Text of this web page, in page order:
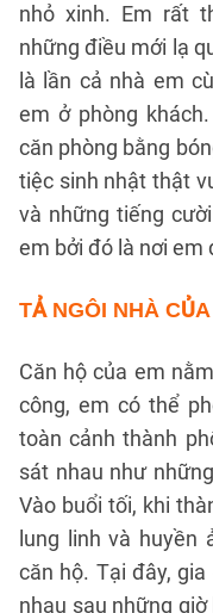
nhỏ xinh. Em rất
những điều mới lạ
là lần cả nhà em
em ở phòng
căn phòng bằng
tiệc sinh nhật thật
và những tiếng
em bởi đó là nơi em
TẢ NGÔI NHÀ CỦA
Căn hộ của em
công, em có thể
toàn cảnh thành
sát nhau như
Vào buổi tối, khi
lung linh và huyền
căn hộ. Tại đây,
nhau sau những